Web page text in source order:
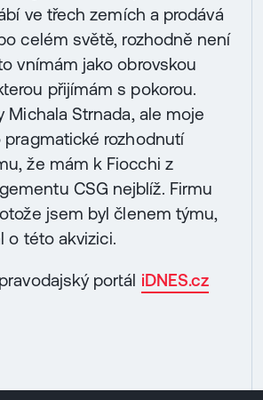
ve třech zemích a prodává
celém světě, rozhodně není
vnímám jako obrovskou
přijímám s pokorou.
Michala Strnada, ale moje
pragmatické rozhodnutí
že mám k Fiocchi z
CSG nejblíž. Firmu
jsem byl členem týmu,
o této akvizici.
portál iDNES.cz